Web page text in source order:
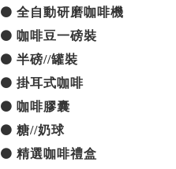
全自動研磨咖啡機
咖啡豆一磅裝
半磅//罐裝
掛耳式咖啡
咖啡膠囊
糖//奶球
精選咖啡禮盒